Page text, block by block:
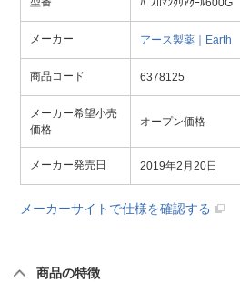
ﾊﾞｽﾛﾏﾝｸﾘｱｸｰﾙ600G
メーカー アース製薬｜Earth
商品コード 6378125
メーカー希望小売
価格
オープン価格
メーカー発売日 2019年2月20日
メーカーサイトで仕様を確認する
商品の特徴